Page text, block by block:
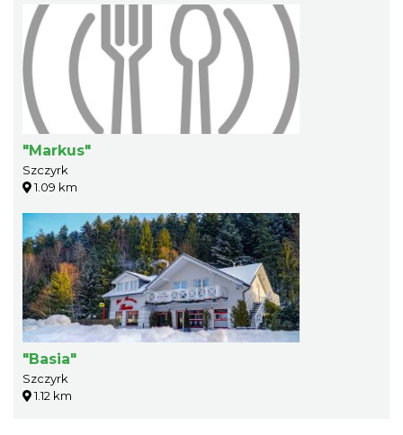
"Markus"
Szczyrk
1.09 km
"Basia"
Szczyrk
1.12 km